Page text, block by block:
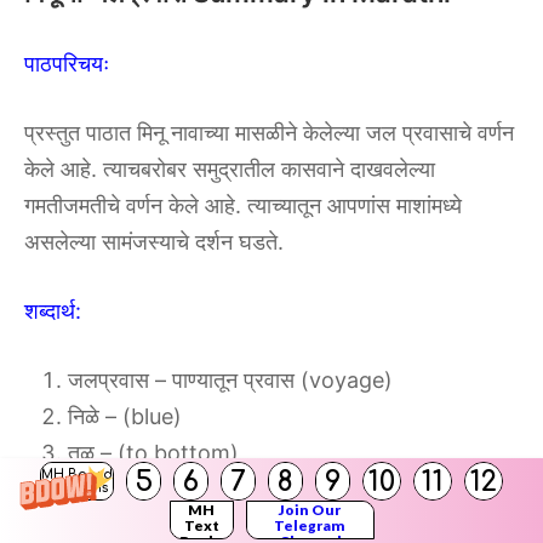
MH Board
Solutions
5 6 7 8 9 10 11 12
MH
Text
Join Our
Telegram
पाठपरिचयः
प्रस्तुत पाठात मिनू नावाच्या मासळीने केलेल्या जल प्रवासाचे वर्णन
केले आहे. त्याचबरोबर समुद्रातील कासवाने दाखवलेल्या
गमतीजमतीचे वर्णन केले आहे. त्याच्यातून आपणांस माशांमध्ये
असलेल्या सामंजस्याचे दर्शन घडते.
शब्दार्थ:
जलप्रवास – पाण्यातून प्रवास (voyage)
निळे – (blue)
तळ – (to bottom)
वाळू – रेती (sand)
गोल गोटे – गोल लहान दगड (round stone)